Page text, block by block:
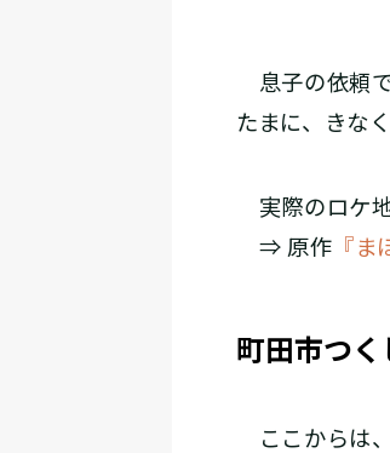
息子の依頼
たまに、きな
実際のロケ
⇒ 原作 『
町田市つ
ここからは